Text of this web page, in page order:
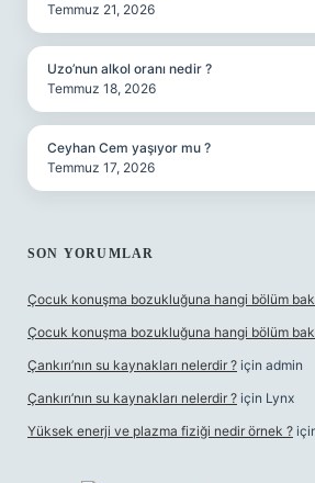
Temmuz 21, 2026
Uzo’nun alkol oranı nedir ?
Temmuz 18, 2026
Ceyhan Cem yaşıyor mu ?
Temmuz 17, 2026
SON YORUMLAR
Çocuk konuşma bozukluğuna hangi bölüm
Çocuk konuşma bozukluğuna hangi bölüm
Çankırı’nın su kaynakları nelerdir ? için admin
Çankırı’nın su kaynakları nelerdir ? için Lynx
Yüksek enerji ve plazma fiziği nedir örnek ?